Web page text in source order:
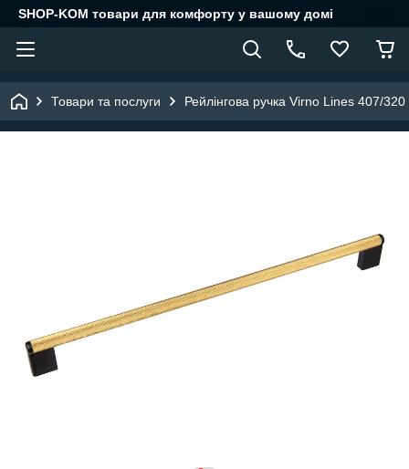
SHOP-KOM товари для комфорту у вашому домі
Товари та послуги Рейлінгова ручка Virno Lines 407/